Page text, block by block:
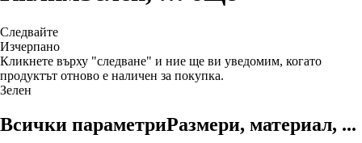
Следвайте
Изчерпанo
Кликнете върху "следване" и ние ще ви уведомим, когато
продуктът отново е наличен за покупка.
Зелен
Всички параметриРазмери, материал, ...